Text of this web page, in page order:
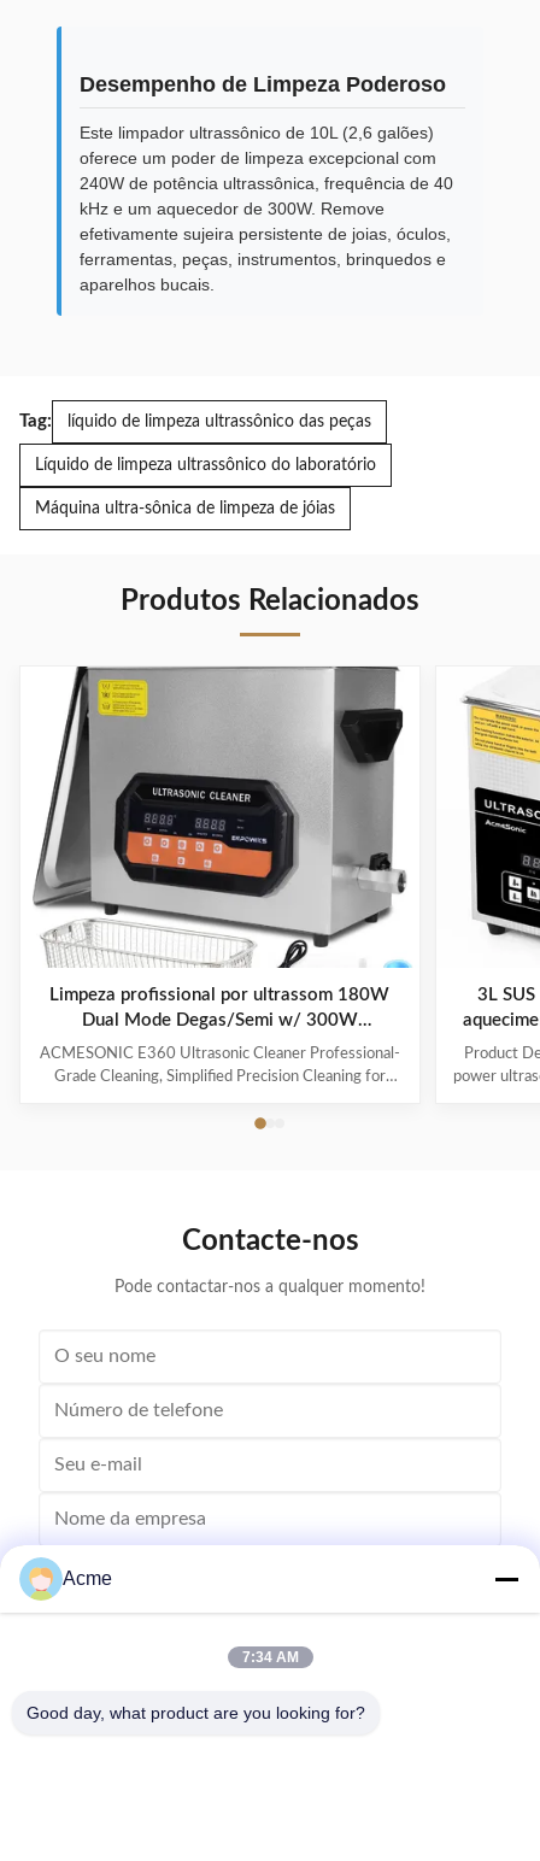
Desempenho de Limpeza Poderoso
Este limpador ultrassônico de 10L (2,6 galões)
oferece um poder de limpeza excepcional com
240W de potência ultrassônica, frequência de 40
kHz e um aquecedor de 300W. Remove
efetivamente sujeira persistente de joias, óculos,
ferramentas, peças, instrumentos, brinquedos e
aparelhos bucais.
Tag: líquido de limpeza ultrassônico das peças
Líquido de limpeza ultrassônico do laboratório
Máquina ultra-sônica de limpeza de jóias
Produtos Relacionados
Limpeza profissional por ultrassom 180W
Dual Mode Degas/Semi w/ 300W
Calorizador temporizador digital para
ferramentas de jóias Óculos de sol
ACMESONIC E360 Ultrasonic Cleaner Professional-
Grade Cleaning, Simplified Precision Cleaning for
Cleaner combines 180W ultrasonic power and dual-
efficiently while maintaining their integrity. Advanced
3L
Product
power
Contacte-nos
Pode contactar-nos a qualquer momento!
Envie
Acme
7:34 AM
Good day, what product are you looking for?